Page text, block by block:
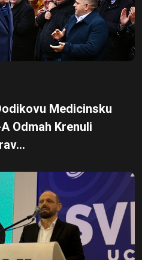
Medicinsku
Odmah Krenuli